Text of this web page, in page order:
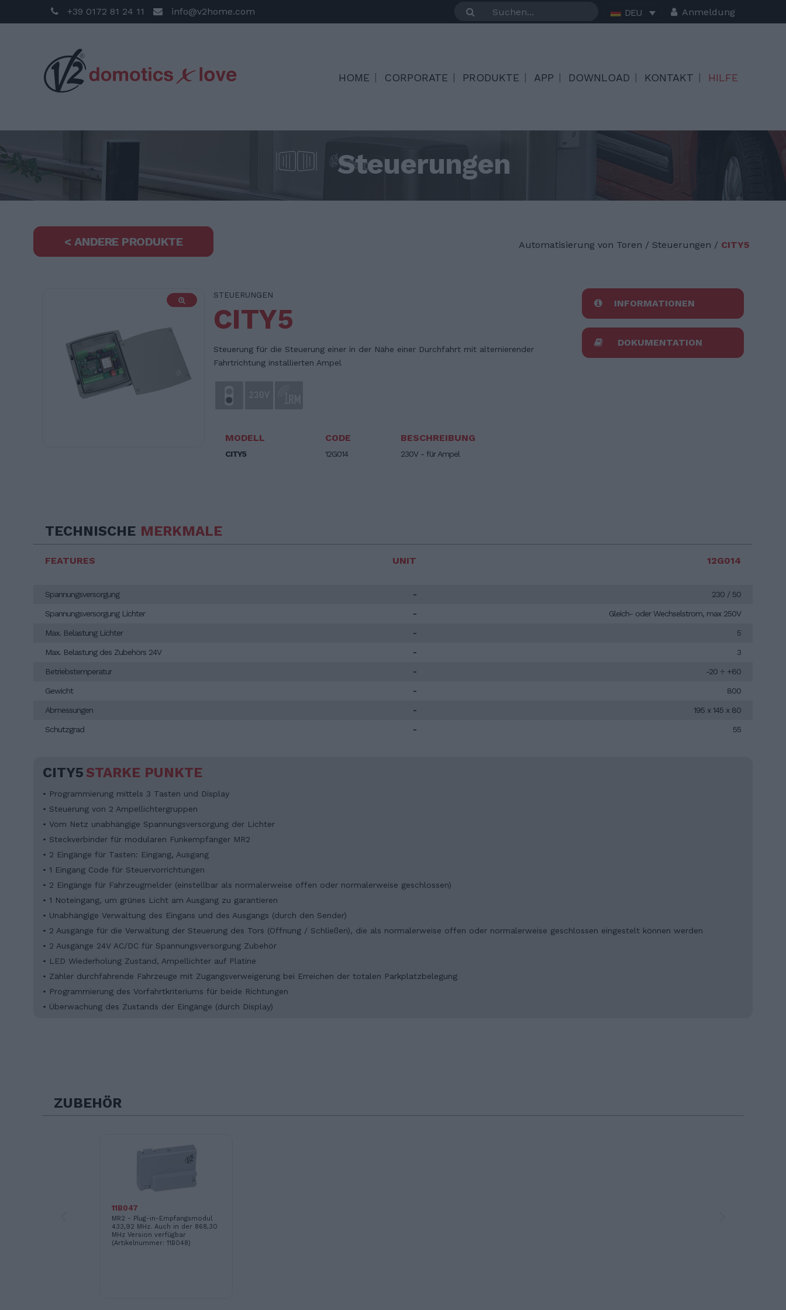
+39 0172 81 24 11 info@v2home.com DEU Anmeldung
HOME CORPORATE PRODUKTE APP DOWNLOAD KONTAKT HILFE
Steuerungen
< ANDERE PRODUKTE Automatisierung von Toren / Steuerungen / CITY5
STEUERUNGEN
CITY5
Steuerung für die Steuerung einer in der Nähe einer Durchfahrt mit alternierender
Fahrtrichtung installierten Ampel
MODELL CODE BESCHREIBUNG
CITY5 12G014 230V - für Ampel
INFORMATIONEN
DOKUMENTATION
TECHNISCHE MERKMALE
FEATURES
Spannungsversorgung
Spannungsversorgung Lichter
Max. Belastung Lichter
Max. Belastung des Zubehörs 24V
Betriebstemperatur
Gewicht
Abmessungen
Schutzgrad
UNIT
-
-
-
-
-
-
-
-
12G014
230 / 50
Gleich- oder Wechselstrom, max 250V
5
3
-20 ÷ +60
800
195 x 145 x 80
55
CITY5STARKE PUNKTE
• Programmierung mittels 3 Tasten und Display
• Steuerung von 2 Ampellichtergruppen
• Vom Netz unabhängige Spannungsversorgung der Lichter
• Steckverbinder für modularen Funkempfänger MR2
• 2 Eingänge für Tasten: Eingang, Ausgang
• 1 Eingang Code für Steuervorrichtungen
• 2 Eingänge für Fahrzeugmelder (einstellbar als normalerweise offen oder normalerweise geschlossen)
• 1 Noteingang, um grünes Licht am Ausgang zu garantieren
• Unabhängige Verwaltung des Eingans und des Ausgangs (durch den Sender)
• 2 Ausgänge für die Verwaltung der Steuerung des Tors (Öffnung / Schließen), die als normalerweise offen oder normalerweise geschlossen eingestelt können werden
• 2 Ausgänge 24V AC/DC für Spannungsversorgung Zubehör
• LED Wiederholung Zustand, Ampellichter auf Platine
• Zähler durchfahrende Fahrzeuge mit Zugangsverweigerung bei Erreichen der totalen Parkplatzbelegung
• Programmierung des Vorfahrtkriteriums für beide Richtungen
• Überwachung des Zustands der Eingänge (durch Display)
ZUBEHÖR
11B047
MR2 - Plug-in-Empfangsmodul
433,92 MHz. Auch in der 868,30
MHz Version verfügbar
(Artikelnummer: 11B048)